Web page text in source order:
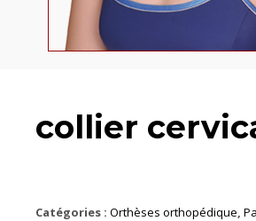
collier
Catégories : Orthèses orthopédique,